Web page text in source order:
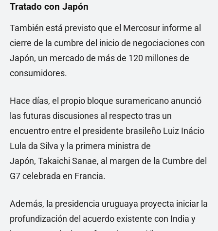
Tratado con Japón
También está previsto que el Mercosur informe al
cierre de la cumbre del inicio de negociaciones con
Japón, un mercado de más de 120 millones de
consumidores.
Hace días, el propio bloque suramericano anunció
las futuras discusiones al respecto tras un
encuentro entre el presidente brasileño Luiz Inácio
Lula da Silva y la primera ministra de
Japón, Takaichi Sanae, al margen de la Cumbre del
G7 celebrada en Francia.
Además, la presidencia uruguaya proyecta iniciar la
profundización del acuerdo existente con India y